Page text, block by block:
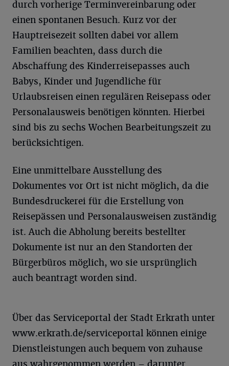
durch vorherige Terminvereinbarung oder
einen spontanen Besuch. Kurz vor der
Hauptreisezeit sollten dabei vor allem
Familien beachten, dass durch die
Abschaffung des Kinderreisepasses auch
Babys, Kinder und Jugendliche für
Urlaubsreisen einen regulären Reisepass oder
Personalausweis benötigen könnten. Hierbei
sind bis zu sechs Wochen Bearbeitungszeit zu
berücksichtigen.
Eine unmittelbare Ausstellung des
Dokumentes vor Ort ist nicht möglich, da die
Bundesdruckerei für die Erstellung von
Reisepässen und Personalausweisen zuständig
ist. Auch die Abholung bereits bestellter
Dokumente ist nur an den Standorten der
Bürgerbüros möglich, wo sie ursprünglich
auch beantragt worden sind.
Über das Serviceportal der Stadt Erkrath unter
www.erkrath.de/serviceportal können einige
Dienstleistungen auch bequem von zuhause